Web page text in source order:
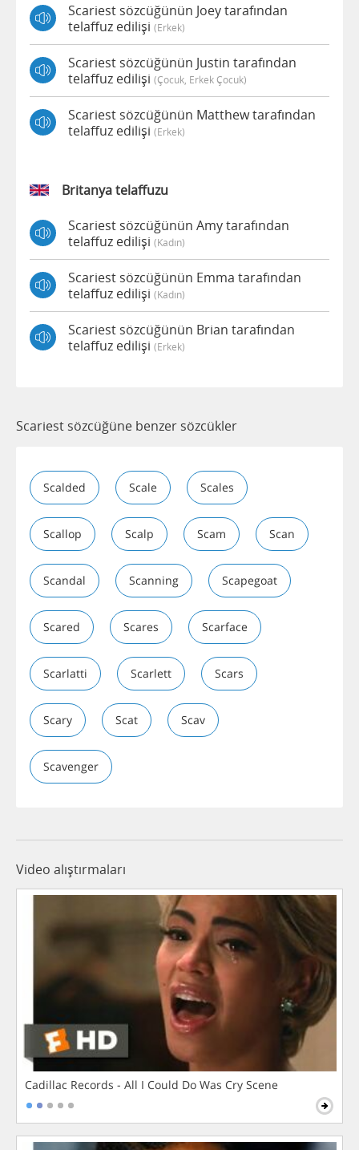
Scariest sözcüğünün Joey tarafından
telaffuz edilişi (erkek)
Scariest sözcüğünün Justin tarafından
telaffuz edilişi (çocuk, Erkek Çocuk)
Scariest sözcüğünün Matthew tarafından
telaffuz edilişi (erkek)
Britanya telaffuzu
Scariest sözcüğünün Amy tarafından
telaffuz edilişi (kadın)
Scariest sözcüğünün Emma tarafından
telaffuz edilişi (kadın)
Scariest sözcüğünün Brian tarafından
telaffuz edilişi (erkek)
Scariest sözcüğüne benzer sözcükler
Scalded Scale Scales
Scallop Scalp Scam Scan
Scandal Scanning Scapegoat
Scared Scares Scarface
Scarlatti Scarlett Scars
Scary Scat Scav
Scavenger
Video alıştırmaları
Cadillac Records - All I Could Do Was Cry Scene